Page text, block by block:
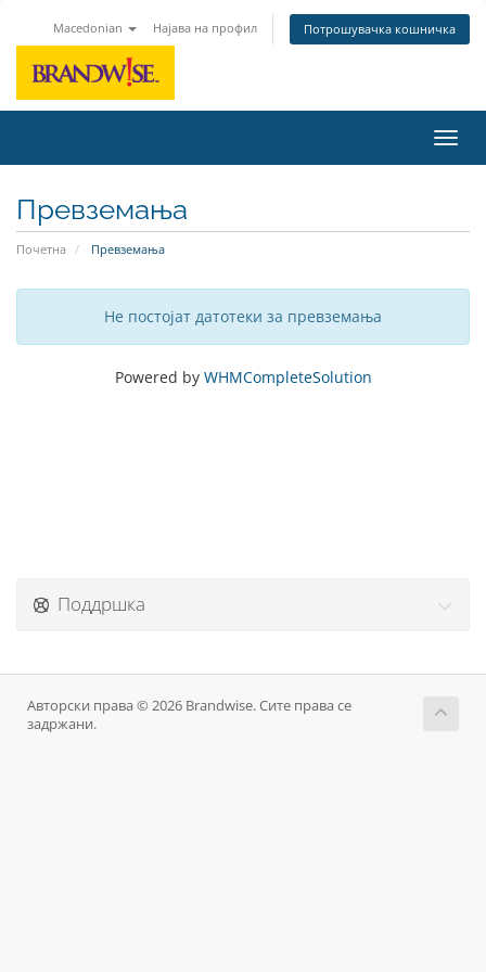
Macedonian Најава на профил Потрошувачка кошничка
Превземања
Почетна Превземања
Не постојат датотеки за превземања
Powered by WHMCompleteSolution
Поддршка
Авторски права © 2026 Brandwise. Сите права се
задржани.